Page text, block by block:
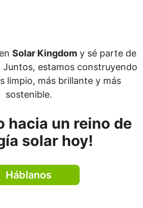
Solar Kingdomy sé parte de
Juntos, estamos construyendo
limpio, más brillante y más
sostenible.
hacia un reino de
solar hoy!
Háblanos